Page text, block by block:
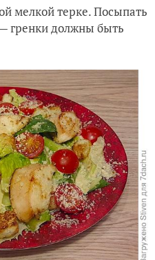
мелкой терке. Посыпать
гренки должны быть